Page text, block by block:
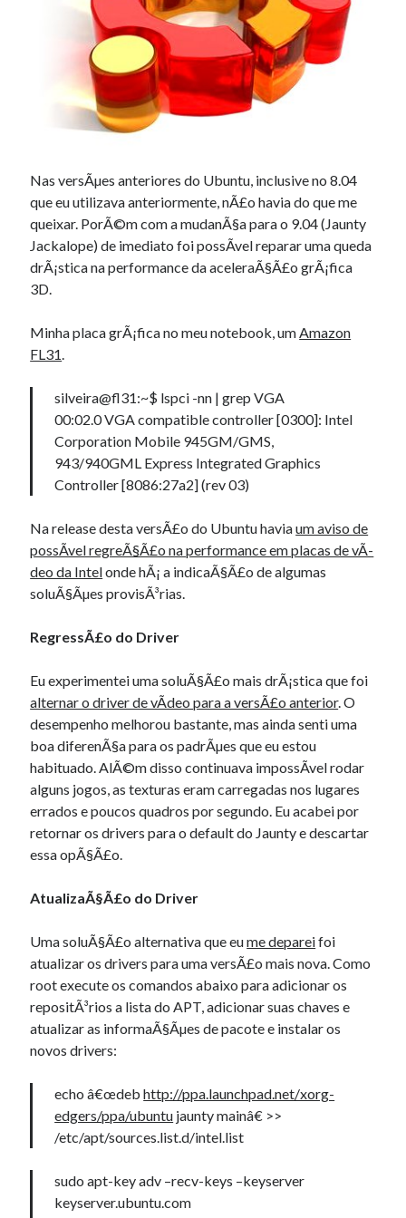
Douglas Adams on the English–American cultural divide over “heroes”
Drawing: chibi in 2 heads proportion
a page that downloads itself
misery loves company
3 keys and knob keyboard
Jacques Cousteau and his crew in a submersible during the Conshelf II
Expedition in the Red Sea, 1963
Nas versÃµes anteriores do Ubuntu, inclusive no 8.04
que eu utilizava anteriormente, nÃ£o havia do que me
queixar. PorÃ©m com a mudanÃ§a para o 9.04 (Jaunty
Jackalope) de imediato foi possÃ­vel reparar uma queda
drÃ¡stica na performance da aceleraÃ§Ã£o grÃ¡fica
3D.
Minha placa grÃ¡fica no meu notebook, um Amazon
FL31
silveira@fl31:~$ lspci -nn | grep VGA
00:02.0 VGA compatible controller [0300]: Intel
Corporation Mobile 945GM/GMS,
943/940GML Express Integrated Graphics
Controller [8086:27a2] (rev 03)
Na release desta versÃ£o do Ubuntu haviaum aviso de
possÃ­vel regreÃ§Ã£o na performance em placas de vÃ­
deo da Intelonde hÃ¡ a indicaÃ§Ã£o de algumas
soluÃ§Ãµes provisÃ³rias.
RegressÃ£o do Driver
Eu experimentei uma soluÃ§Ã£o mais drÃ¡stica que foi
alternar o driver de vÃ­deo para a versÃ£o anterior. O
desempenho melhorou bastante, mas ainda senti uma
boa diferenÃ§a para os padrÃµes que eu estou
habituado. AlÃ©m disso continuava impossÃ­vel rodar
alguns jogos, as texturas eram carregadas nos lugares
errados e poucos quadros por segundo. Eu acabei por
retornar os drivers para o default do Jaunty e descartar
essa opÃ§Ã£o.
AtualizaÃ§Ã£o do Driver
Uma soluÃ§Ã£o alternativa que eume depareifoi
atualizar os drivers para uma versÃ£o mais nova. Como
root execute os comandos abaixo para adicionar os
repositÃ³rios a lista do APT, adicionar suas chaves e
atualizar as informaÃ§Ãµes de pacote e instalar os
novos drivers:
echo â€œdebhttp://ppa.launchpad.net/xorg-
edgers/ppa/ubuntu jauntymainâ€ >>
/etc/apt/sources.list.d/intel.list
sudo apt-key adv –recv-keys –keyserver
keyserver.ubuntu.com